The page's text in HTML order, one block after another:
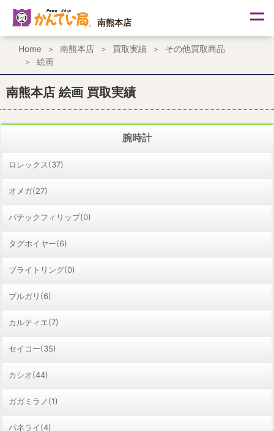
ス
プ
南熊本店
Home 南熊本店 買取実績
その他買取商品
絵画
南熊本店 絵画 買取実績
腕時計
ロレックス(37)
オメガ(27)
パテックフィリップ(0)
タグホイヤー(6)
ブライトリング(0)
ブルガリ(6)
カルティエ(7)
セイコー(35)
カシオ(44)
ガガミラノ(1)
パネライ(4)